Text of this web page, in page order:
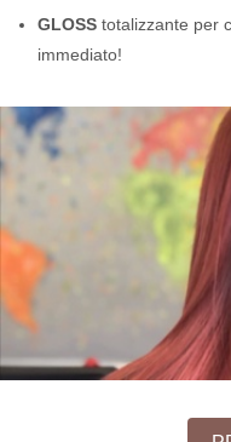
GLOSS totalizzante per
immediato!